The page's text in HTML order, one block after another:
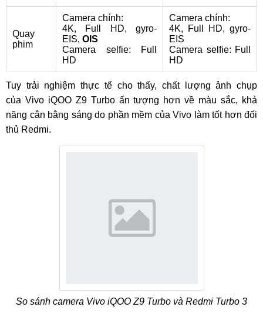
Quay
phim
Camera chính:
4K, Full HD, gyro-
EIS, OIS
Camera selfie: Full
HD
Camera chính:
4K, Full HD, gyro-
EIS
Camera selfie: Full
HD
Tuy trải nghiệm thực tế cho thấy, chất lượng ảnh chụp
của Vivo iQOO Z9 Turbo ấn tượng hơn về màu sắc, khả
năng cân bằng sáng do phần mềm của Vivo làm tốt hơn đối
thủ Redmi.
So sánh camera Vivo iQOO Z9 Turbo và Redmi Turbo 3